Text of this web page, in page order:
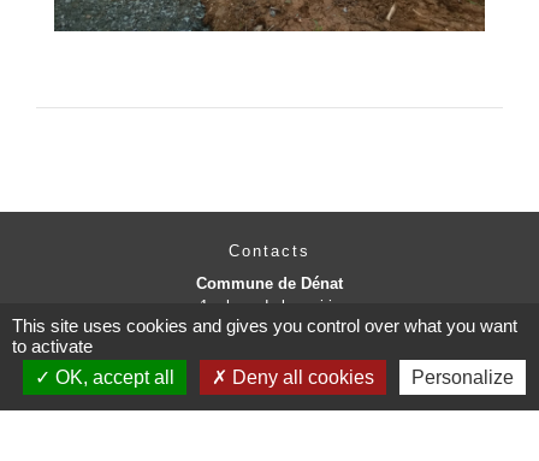
Contacts
Commune de Dénat
1, place de la mairie
81120 Dénat - FRANCE
Contact par formulaire
This site uses cookies and gives you control over what you want
to activate
OK, accept all
Deny all cookies Personalize